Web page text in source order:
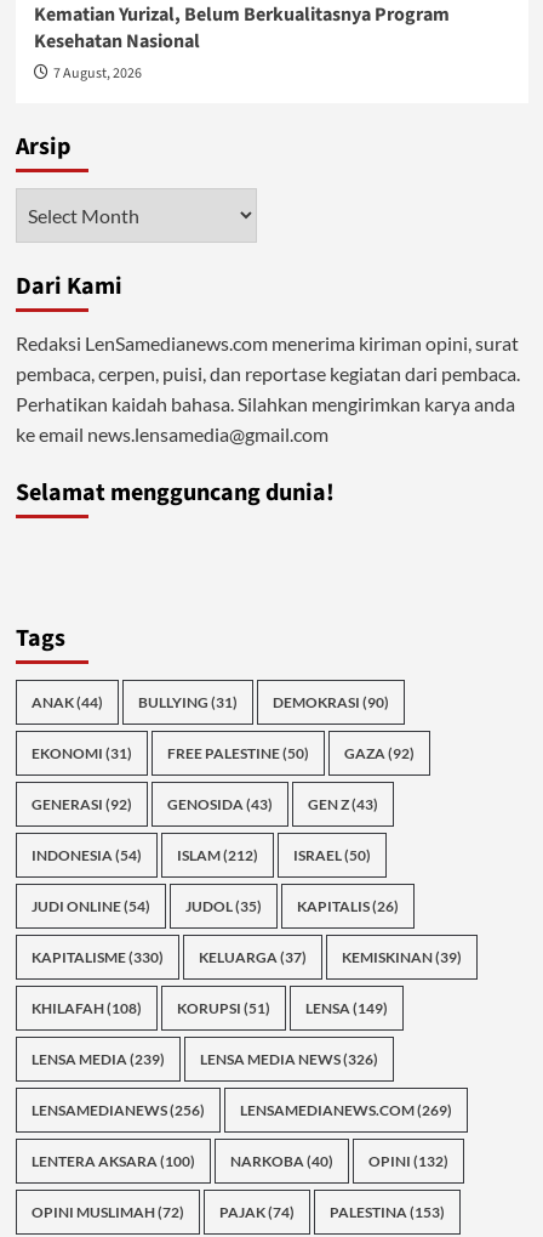
Kematian Yurizal, Belum Berkualitasnya Program
Kesehatan Nasional
7 August, 2026
Arsip
Dari Kami
Redaksi LenSamedianews.com menerima kiriman opini, surat
pembaca, cerpen, puisi, dan reportase kegiatan dari pembaca.
Perhatikan kaidah bahasa. Silahkan mengirimkan karya anda
ke email news.lensamedia@gmail.com
Selamat mengguncang dunia!
Tags
ANAK(44) BULLYING (31) DEMOKRASI (90)
EKONOMI (31) FREE PALESTINE(50) GAZA(92)
GENERASI (92) GENOSIDA(43) GEN Z(43)
INDONESIA(54) ISLAM(212) ISRAEL(50)
JUDI ONLINE(54) JUDOL(35) KAPITALIS(26)
KAPITALISME(330) KELUARGA(37) KEMISKINAN(39)
KHILAFAH(108) KORUPSI (51) LENSA(149)
LENSA MEDIA(239) LENSA MEDIA NEWS(326)
LENSAMEDIANEWS(256) LENSAMEDIANEWS.COM(269)
LENTERA AKSARA(100) NARKOBA(40) OPINI (132)
OPINI MUSLIMAH(72) PAJAK(74) PALESTINA(153)